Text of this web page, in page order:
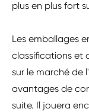
plus en plus fort
Les emballages
classifications et
sur le marché de
avantages de
suite. Il jouera